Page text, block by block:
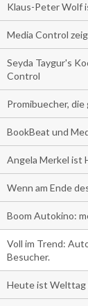
Klaus-Peter Wolf
Media Control
Seyda Taygur's
Control
Promibuecher,
BookBeat und
Angela Merkel ist
Wenn am Ende
Boom Autokino:
Voll im Trend:
Besucher.
Heute ist Welttag